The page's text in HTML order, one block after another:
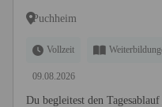
Puchheim
Vollzeit
09.08.2026
Du begleitest den